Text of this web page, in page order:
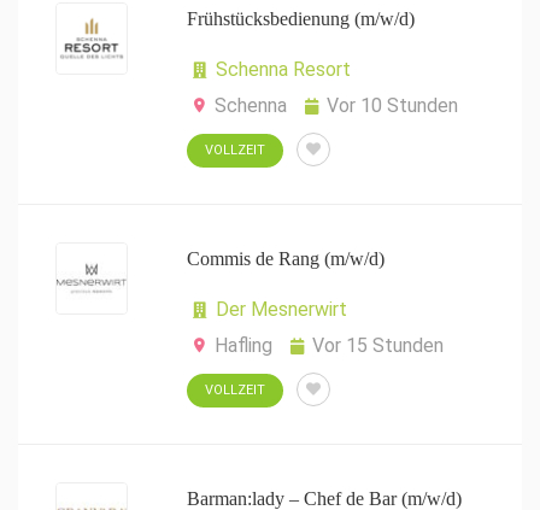
Frühstücksbedienung (m/w/d)
Schenna Resort
Schenna
Vor 10 Stunden
VOLLZEIT
Commis de Rang (m/w/d)
Der Mesnerwirt
Hafling
Vor 15 Stunden
VOLLZEIT
Barman:lady – Chef de Bar (m/w/d)